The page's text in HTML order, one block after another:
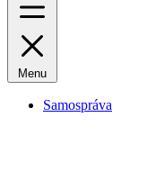
Menu
Samospráva